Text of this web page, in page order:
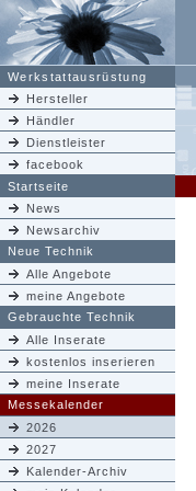
Werkstattausrüstung
Hersteller
Händler
Dienstleister
facebook
Startseite
News
Newsarchiv
Neue Technik
Alle Angebote
meine Angebote
Gebrauchte Technik
Alle Inserate
kostenlos inserieren
meine Inserate
Messekalender
2026
2027
Kalender-Archiv